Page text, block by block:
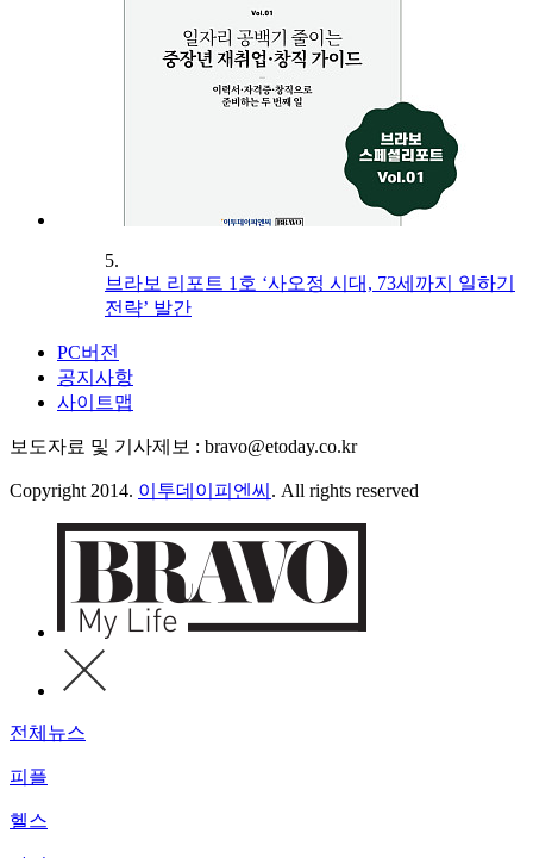
5.
브라보 리포트 1호 ‘사오정 시대, 73세까지 일하기
전략’ 발간
PC버전
공지사항
사이트맵
보도자료 및 기사제보 : bravo@etoday.co.kr
Copyright 2014. 이투데이피엔씨 . All rights reserved
전체뉴스
피플
헬스